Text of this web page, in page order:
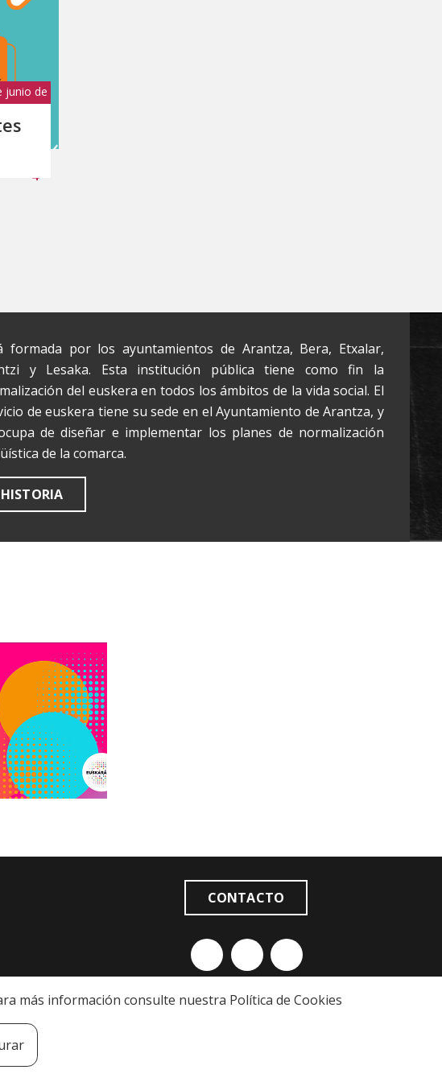
junio de
4
formada por los ayuntamientos de Arantza, Bera, Etxalar,
y Lesaka. Esta institución pública tiene como fin la
del euskera en todos los ámbitos de la vida social. El
de euskera tiene su sede en el Ayuntamiento de Arantza, y
de diseñar e implementar los planes de normalización
de la comarca.
HISTORIA
CONTACTO
más información consulte nuestra Política de Cookies